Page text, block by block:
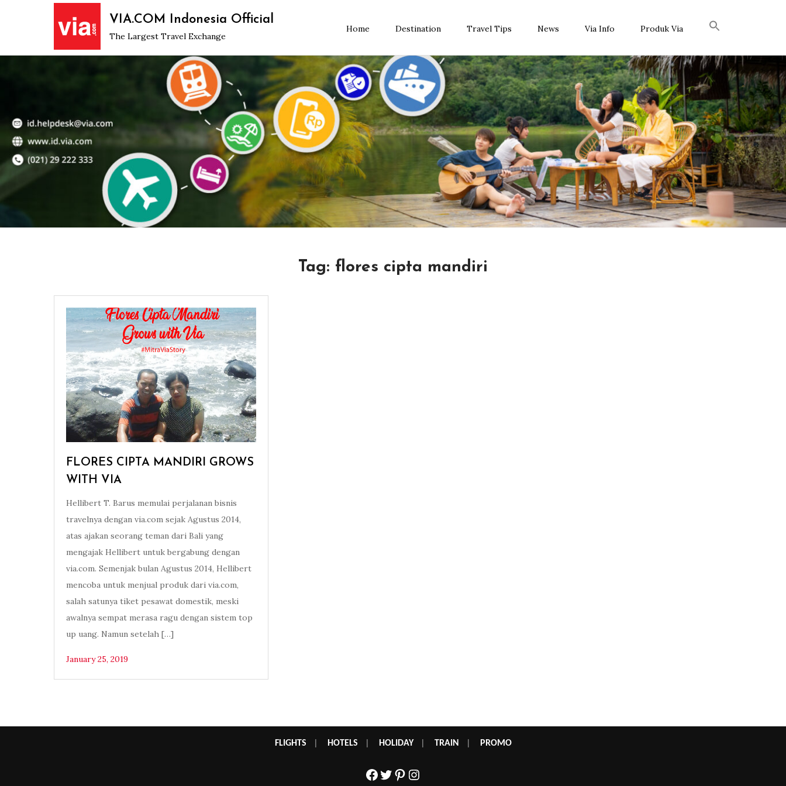
VIA.COM Indonesia Official
The Largest Travel Exchange
Home Destination Travel Tips News Via Info Produk Via
Tag: flores cipta mandiri
FLORES CIPTA MANDIRI GROWS
WITH VIA
Hellibert T. Barus memulai perjalanan bisnis
travelnya dengan via.com sejak Agustus 2014,
atas ajakan seorang teman dari Bali yang
mengajak Hellibert untuk bergabung dengan
via.com. Semenjak bulan Agustus 2014, Hellibert
mencoba untuk menjual produk dari via.com,
salah satunya tiket pesawat domestik, meski
awalnya sempat merasa ragu dengan sistem top
up uang. Namun setelah […]
January 25, 2019
FLIGHTS HOTELS HOLIDAY| TRAIN PROMO
Facebook
Twitter
Pinterest
Instagram